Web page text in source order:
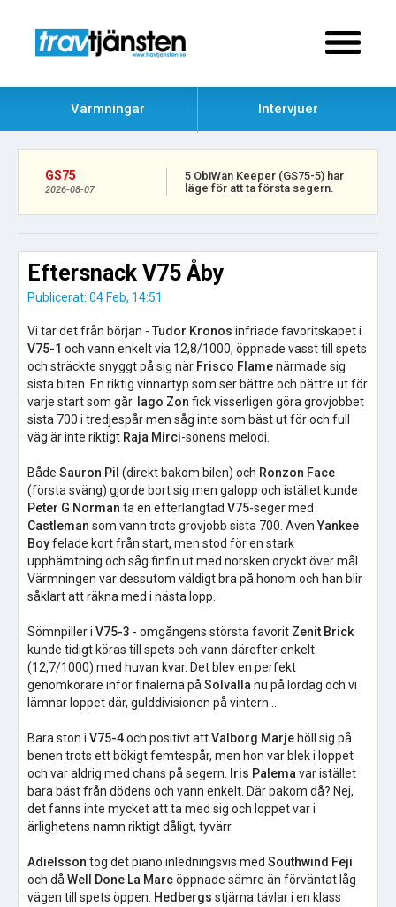
Värmningar Intervjuer
GS75
2026-08-07
5 ObiWan Keeper (GS75-5) har
läge för att ta första segern.
Eftersnack V75 Åby
Publicerat: 04 Feb, 14:51
Vi tar det från början - Tudor Kronos infriade favoritskapet i
V75-1 och vann enkelt via 12,8/1000, öppnade vasst till spets
och sträckte snyggt på sig när Frisco Flamenärmade sig
sista biten. En riktig vinnartyp som ser bättre och bättre ut för
varje start som går.
Iago Zon fick visserligen göra grovjobbet
sista 700 i tredjespår men såg inte som bäst ut för och full
väg är inte riktigt Raja Mirci-sonens melodi.
Både Sauron Pil (direkt bakom bilen) och Ronzon Face
(första sväng) gjorde bort sig men galopp och istället kunde
Peter G Norman ta en efterlängtad V75-seger med
Castleman som vann trots grovjobb sista 700. ÄvenYankee
Boyfelade kort från start, men stod för en stark
upphämtning och såg finfin ut med norsken oryckt över mål.
Värmningen var dessutom väldigt bra på honom och han blir
såklart att räkna med i nästa lopp.
Sömnpiller i V75-3 - omgångens största favorit Zenit Brick
kunde tidigt köras till spets och vann därefter enkelt
(12,7/1000) med huvan kvar. Det blev en perfekt
genomkörare inför finalerna på Solvalla nu på lördag och vi
lämnar loppet där, gulddivisionen på vintern…
Bara ston i V75-4och positivt attValborg Marje höll sig på
benen trots ett bökigt femtespår, men hon var blek i loppet
och var aldrig med chans på segern.
Iris Palema var istället
bara bäst från dödens och vann enkelt. Där bakom då? Nej,
det fanns inte mycket att ta med sig och loppet var i
ärlighetens namn riktigt dåligt, tyvärr.
Adielsson tog det piano inledningsvis med Southwind Feji
och då Well Done La Marcöppnade sämre än förväntat låg
vägen till spets öppen. Hedbergs stjärna tävlar i en klass